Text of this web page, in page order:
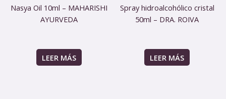
Nasya Oil 10ml – MAHARISHI
AYURVEDA
LEER MÁS
Spray hidroalcohólico cristal
50ml – DRA. ROIVA
LEER MÁS